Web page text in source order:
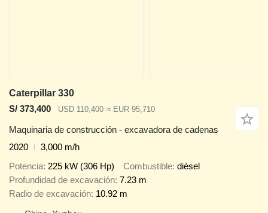
Caterpillar 330
S/ 373,400
USD 110,400 ≈ EUR 95,710
Maquinaria de construcción - excavadora de cadenas
2020
3,000 m/h
Potencia 225 kW (306 Hp) Combustible diésel
Profundidad de excavación 7.23 m
Radio de excavación 10.92 m